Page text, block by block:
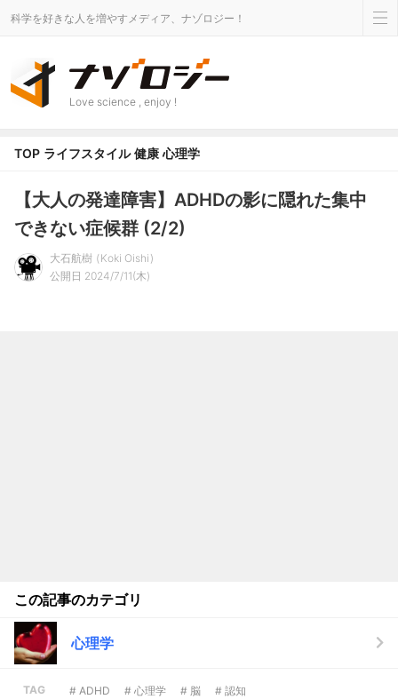
科学を好きな人を増やすメディア、ナゾロジー！
Love science , enjoy !
TOP ライフスタイル 健康 心理学
【大人の発達障害】ADHDの影に隠れた集中
できない症候群 (2/2)
大石航樹
Koki Oishi
公開日 2024/7/11(木)
この記事のカテゴリ
心理学
TAG # ADHD # 心理学 # 脳 # 認知